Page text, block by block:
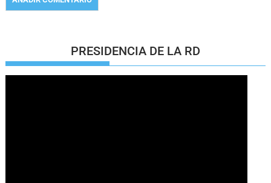
PRESIDENCIA DE LA RD